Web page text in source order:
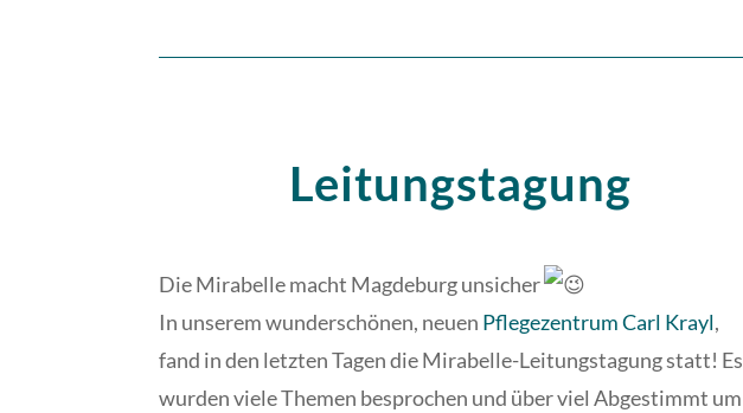
Leitungstagung
Die Mirabelle macht Magdeburg unsicher
In unserem wunderschönen, neuen Pflegezentrum Carl Krayl,
fand in den letzten Tagen die Mirabelle-Leitungstagung statt! Es
wurden viele Themen besprochen und über viel Abgestimmt um